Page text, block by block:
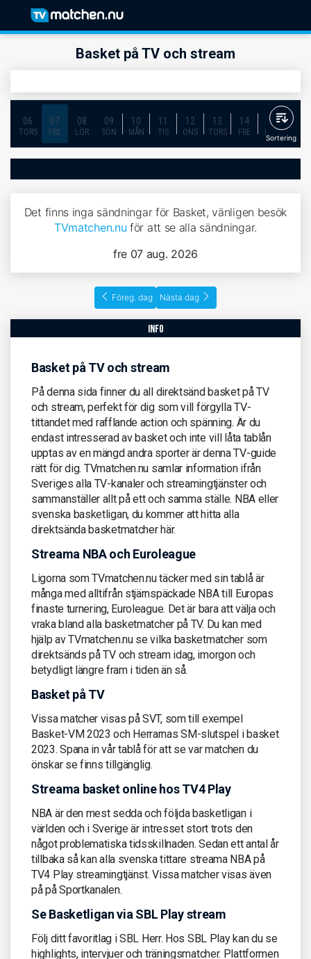
Basket på TV och stream
06
TORS
07
FRE
08
LÖR
09
SÖN
10
MÅN
11
TIS
12
ONS
13
TORS
14
FRE
15
LÖR
Sortering
Det finns inga sändningar för Basket, vänligen besök
TVmatchen.nu för att se alla sändningar.
fre 07 aug. 2026
Föreg. dag Nästa dag
info
Basket på TV och stream
På denna sida finner du all direktsänd basket på TV
och stream, perfekt för dig som vill förgylla TV-
tittandet med rafflande action och spänning. Är du
endast intresserad av basket och inte vill låta tablån
upptas av en mängd andra sporter är denna TV-guide
rätt för dig. TVmatchen.nu samlar information ifrån
Sveriges alla TV-kanaler och streamingtjänster och
sammanställer allt på ett och samma ställe. NBA eller
svenska basketligan, du kommer att hitta alla
direktsända basketmatcher här.
Streama NBA och Euroleague
Ligorna som TVmatchen.nu täcker med sin tablå är
många med alltifrån stjärnspäckade NBA till Europas
finaste turnering, Euroleague. Det är bara att välja och
vraka bland alla basketmatcher på TV. Du kan med
hjälp av TVmatchen.nu se vilka basketmatcher som
direktsänds på TV och stream idag, imorgon och
betydligt längre fram i tiden än så.
Basket på TV
Vissa matcher visas på SVT, som till exempel
Basket-VM 2023 och Herrarnas SM-slutspel i basket
2023. Spana in vår tablå för att se var matchen du
önskar se finns tillgänglig.
Streama basket online hos TV4 Play
NBA är den mest sedda och följda basketligan i
världen och i Sverige är intresset stort trots den
något problematiska tidsskillnaden. Sedan ett antal år
tillbaka så kan alla svenska tittare streama NBA på
TV4 Play streamingtjänst. Vissa matcher visas även
på på Sportkanalen.
Se Basketligan via SBL Play stream
Följ ditt favoritlag i SBL Herr. Hos SBL Play kan du se
highlights, intervjuer och träningsmatcher. Plattformen